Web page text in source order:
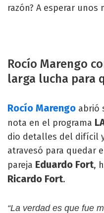
razón? A esperar unos
Rocío Marengo
larga lucha para
Rocío Marengo abrió
nota en el programa
dio detalles del difícil
atravesó para quedar
pareja Eduardo Fort,
Ricardo Fort.
“La verdad es que fue